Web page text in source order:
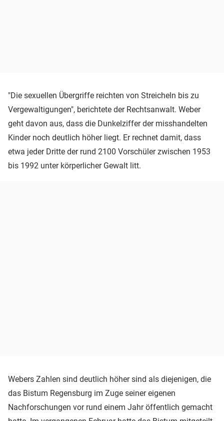
"Die sexuellen Übergriffe reichten von Streicheln bis zu
Vergewaltigungen", berichtete der Rechtsanwalt. Weber
geht davon aus, dass die Dunkelziffer der misshandelten
Kinder noch deutlich höher liegt. Er rechnet damit, dass
etwa jeder Dritte der rund 2100 Vorschüler zwischen 1953
bis 1992 unter körperlicher Gewalt litt.
Webers Zahlen sind deutlich höher sind als diejenigen, die
das Bistum Regensburg im Zuge seiner eigenen
Nachforschungen vor rund einem Jahr öffentlich gemacht